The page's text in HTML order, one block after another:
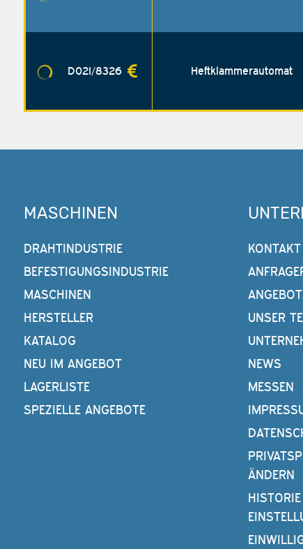
D02I/8326 Heftklammerautomat
MASCHINEN
DRAHTINDUSTRIE
BEFESTIGUNGSINDUSTRIE
MASCHINEN
HERSTELLER
KATALOG
NEU IM ANGEBOT
LAGERLISTE
SPEZIELLE ANGEBOTE
KONTAKT
UNSER
NEWS
MESSEN
ÄNDERN